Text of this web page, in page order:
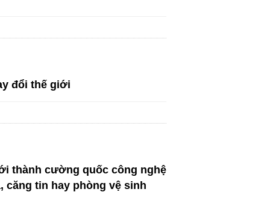
đổi thế giới
thành cường quốc công nghệ
căng tin hay phòng vệ sinh